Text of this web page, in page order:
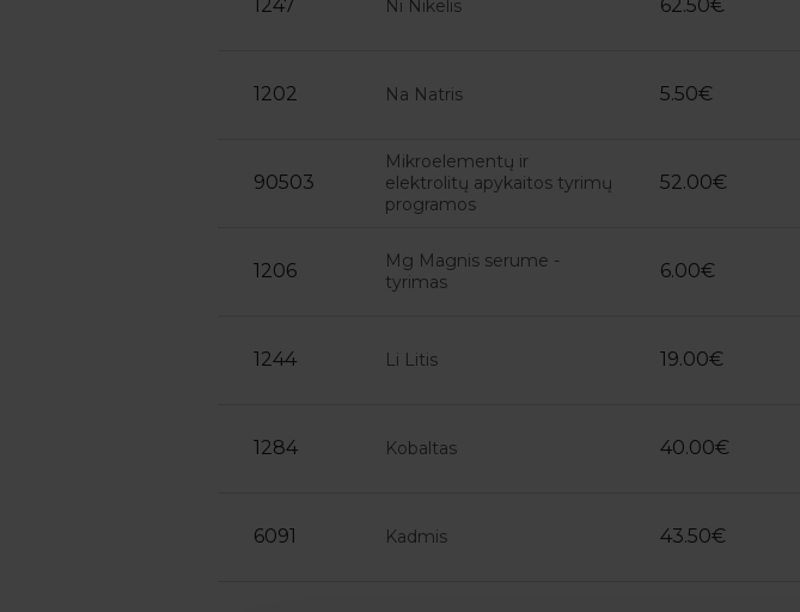
1247 Ni Nikelis 62.50€
1202 Na Natris 5.50€
90503
Mikroelementų ir
elektrolitų apykaitos tyrimų
programos
52.00€
1206
Mg Magnis serume -
tyrimas
6.00€
1244 Li Litis 19.00€
1284 Kobaltas 40.00€
6091 Kadmis 43.50€